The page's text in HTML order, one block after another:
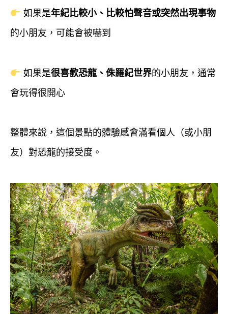
如果是年紀比較小、比較怕聲音或突然出現事物
的小朋友，可能會被嚇到
如果是很喜歡恐龍、侏羅紀世界的小朋友，通常
會玩得很開心
整體來說，這個景點的體驗感會滿看個人（或小朋
友）對恐龍的接受度。